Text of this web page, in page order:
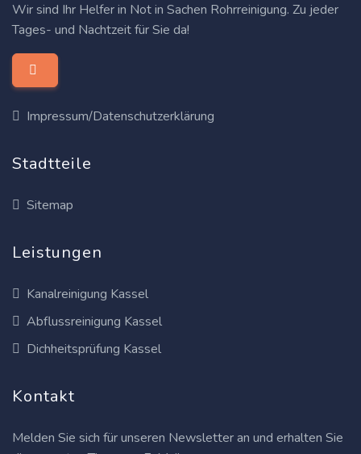
Wir sind Ihr Helfer in Not in Sachen Rohrreinigung. Zu jeder
Tages- und Nachtzeit für Sie da!
Impressum/Datenschutzerklärung
Stadtteile
Sitemap
Leistungen
Kanalreinigung Kassel
Abflussreinigung Kassel
Dichheitsprüfung Kassel
Kontakt
Melden Sie sich für unseren Newsletter an und erhalten Sie